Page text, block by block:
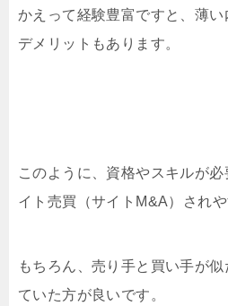
かえって経験豊富ですと、薄い
デメリットもあります。
このように、資格やスキルが
イト売買（サイトM&A）されや
もちろん、売り手と買い手が
ていた方が良いです。